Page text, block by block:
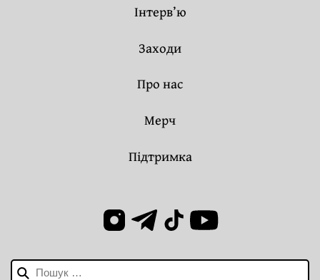
Пошук:
Інтерв’ю
Заходи
Про нас
Мерч
Підтримка